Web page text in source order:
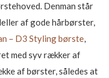
Denman står
af gode hårbørster,
– D3 Styling børste,
med syv rækker af
af børster, således at